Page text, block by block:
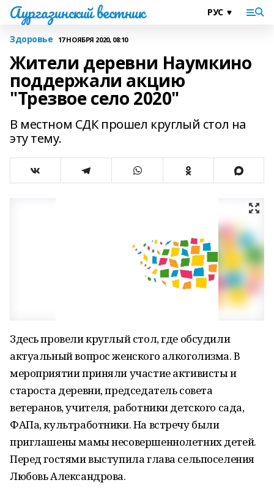
Аургазинский вестник
Здоровье 17 НОЯБРЯ 2020, 08:10
Жители деревни Наумкино
поддержали акцию
"Трезвое село 2020"
В местном СДК прошел круглый стол на
эту тему.
Здесь провели круглый стол, где обсудили
актуальный вопрос женского алкоголизма. В
мероприятии приняли участие активисты и
староста деревни, председатель совета
ветеранов, учителя, работники детского сада,
ФАПа, культработники. На встречу были
приглашены мамы несовершеннолетних детей.
Перед гостями выступила глава сельпоселения
Любовь Александрова.